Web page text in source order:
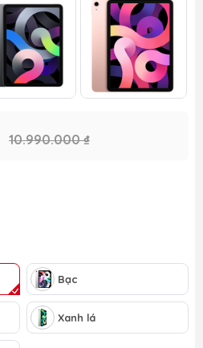
10.990.000 ₫
Bạc
Xanh lá